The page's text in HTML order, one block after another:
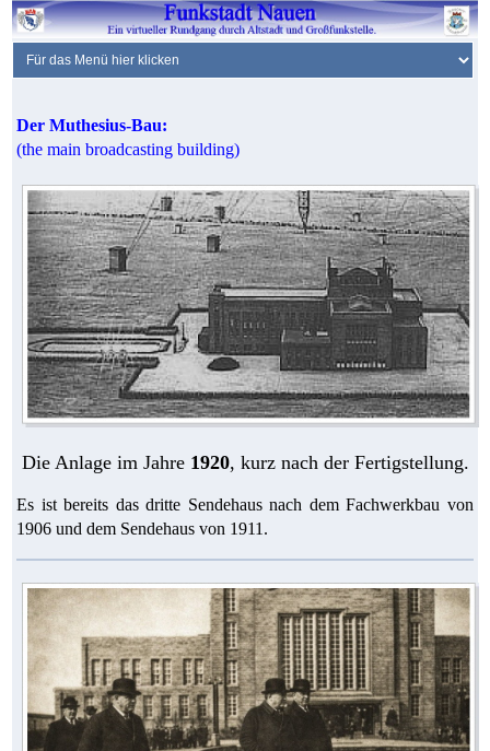
Der Muthesius-Bau:
(the main broadcasting building)
Die Anlage im Jahre 1920, kurz nach der Fertigstellung.
Es ist bereits das dritte Sendehaus nach dem Fachwerkbau von
1906 und dem Sendehaus von 1911.